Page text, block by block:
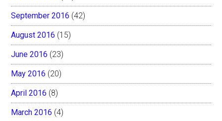
September 2016 (42)
August 2016 (15)
June 2016 (23)
May 2016 (20)
April 2016 (8)
March 2016 (4)